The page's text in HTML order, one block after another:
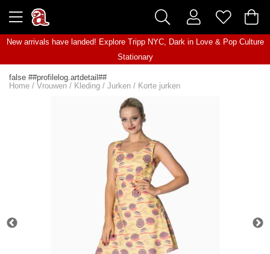
New arrivals have landed! Explore Tripp NYC, Dark in Love& Pop Culture
Stationary
false ##profilelog.artdetail##
Home / Vrouwen / Kleding / Jurken / Korte jurken